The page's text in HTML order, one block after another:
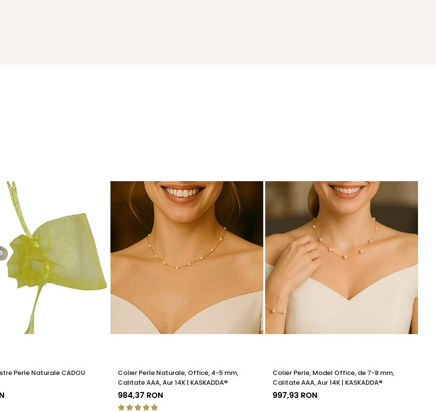
ținutei tale și o care pune în valoare fiecare gest.
Perle Naturale CADOU
Colier Perle Naturale, Office, 4-5 mm,
Calitate AAA, Aur 14K | KASKADDA®
984,37 RON
Colier Perle, Model Office, de 7-8 mm,
Calitate AAA, Aur 14K | KASKADDA®
997,93 RON